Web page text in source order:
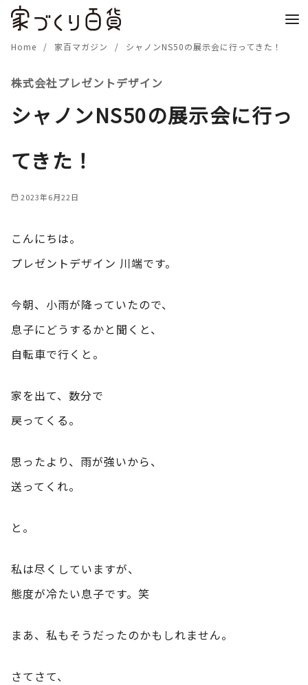
Home 家百マガジン シャノンNS50の展示会に行ってきた！
株式会社プレゼントデザイン
シャノンNS50の展示会に行っ
てきた！
2023年6月22日
こんにちは。
プレゼントデザイン 川端です。
今朝、小雨が降っていたので、
息子にどうするかと聞くと、
自転車で行くと。
家を出て、数分で
戻ってくる。
思ったより、雨が強いから、
送ってくれ。
と。
私は尽くしていますが、
態度が冷たい息子です。笑
まあ、私もそうだったのかもしれません。
さてさて、